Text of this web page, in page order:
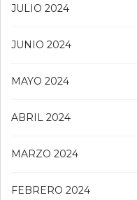
JULIO 2024
JUNIO 2024
MAYO 2024
ABRIL 2024
MARZO 2024
FEBRERO 2024